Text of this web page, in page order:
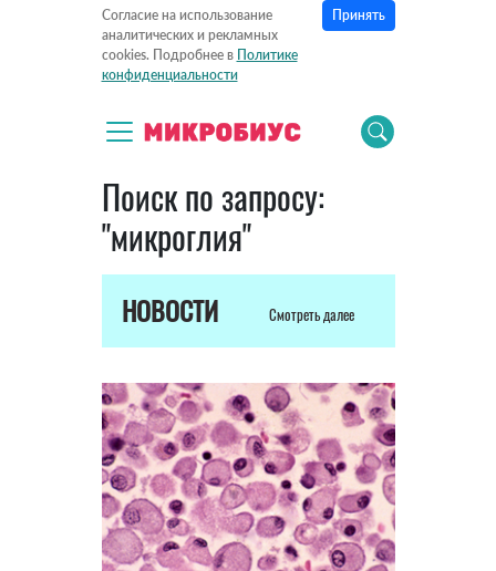
Согласие на использование
аналитических и рекламных
cookies. Подробнее в Политике
конфиденциальности
Принять
Поиск по запросу:
"микроглия"
НОВОСТИ Смотреть далее